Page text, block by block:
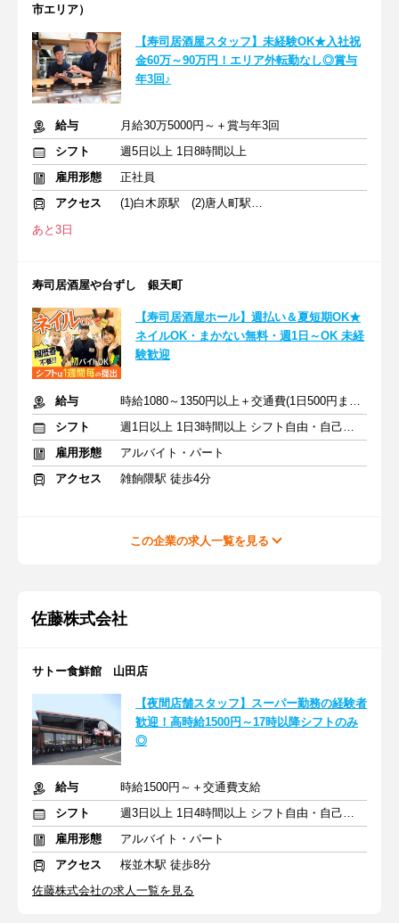
市エリア）
【寿司居酒屋スタッフ】未経験OK★入社祝
金60万～90万円！エリア外転勤なし◎賞与
年3回♪
給与
月給30万5000円～＋賞与年3回
シフト
週5日以上 1日8時間以上
雇用形態
正社員
アクセス
(1)白木原駅 (2)唐人町駅 (3)行橋駅
あと3日
寿司居酒屋や台ずし 銀天町
【寿司居酒屋ホール】週払い＆夏短期OK★
ネイルOK・まかない無料・週1日～OK 未経
験歓迎
給与
時給1080～1350円以上＋交通費(1日500円まで※定期のある方も)
シフト
週1日以上 1日3時間以上 シフト自由・自己申告
雇用形態
アルバイト・パート
アクセス
雑餉隈駅 徒歩4分
この企業の求人一覧を見る
佐藤株式会社
サトー食鮮館 山田店
【夜間店舗スタッフ】スーパー勤務の経験者
歓迎！高時給1500円～17時以降シフトのみ
◎
給与
時給1500円～＋交通費支給
シフト
週3日以上 1日4時間以上 シフト自由・自己申告
雇用形態
アルバイト・パート
アクセス
桜並木駅 徒歩8分
佐藤株式会社の求人一覧を見る